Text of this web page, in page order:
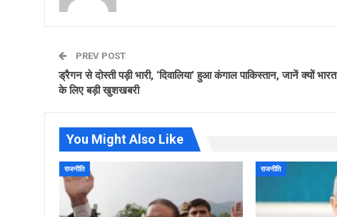
PREV POST
ड्रैगन से दोस्‍ती पड़ी भारी, ‘दिवालिया’ हुआ कंगाल पाकिस्‍तान, जानें क्‍यों भारत
के लिए बड़ी खुशखबरी
You Might Also Like
राजनीति राजनीति